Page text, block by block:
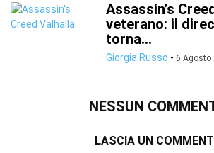
Assassin’s
veterano: il
torna...
Giorgia Russo - 6 Agosto
NESSUN
LASCIA UN